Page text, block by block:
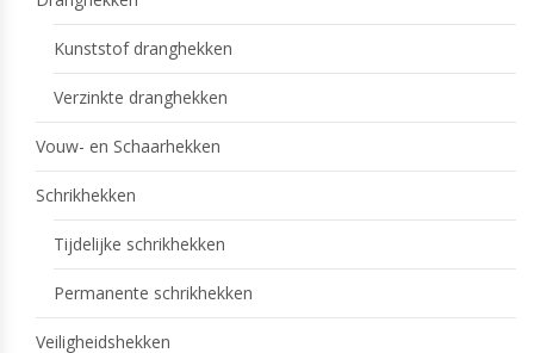
Kunststof dranghekken
Verzinkte dranghekken
Vouw- en Schaarhekken
Schrikhekken
Tijdelijke schrikhekken
Permanente schrikhekken
Veiligheidshekken